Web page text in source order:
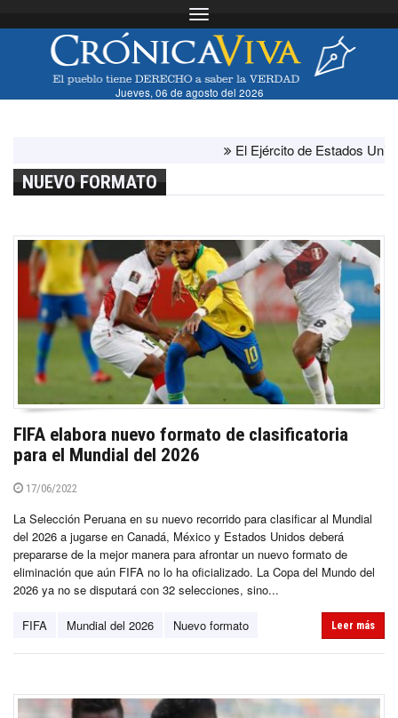
Toggle navigation
Jueves, 06 de agosto del 2026
El Ejército de Estados Unidos
NUEVO FORMATO
FIFA elabora nuevo formato de clasificatoria
para el Mundial del 2026
17/06/2022
La Selección Peruana en su nuevo recorrido para clasificar al Mundial
del 2026 a jugarse en Canadá, México y Estados Unidos deberá
prepararse de la mejor manera para afrontar un nuevo formato de
eliminación que aún FIFA no lo ha oficializado. La Copa del Mundo del
2026 ya no se disputará con 32 selecciones, sino...
FIFA Mundial del 2026 Nuevo formato Leer más